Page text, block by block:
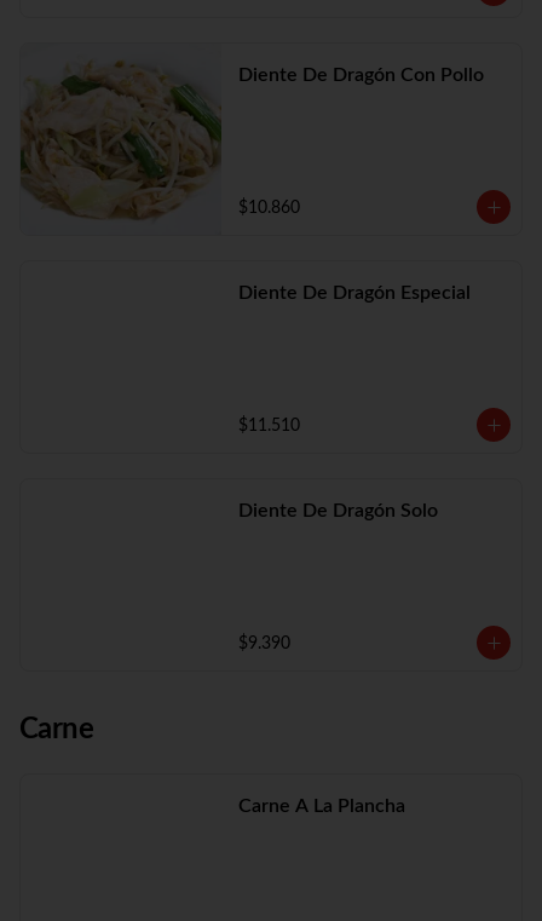
Diente De Dragón Con Pollo
$10.860
Diente De Dragón Especial
$11.510
Diente De Dragón Solo
$9.390
Carne
Carne A La Plancha